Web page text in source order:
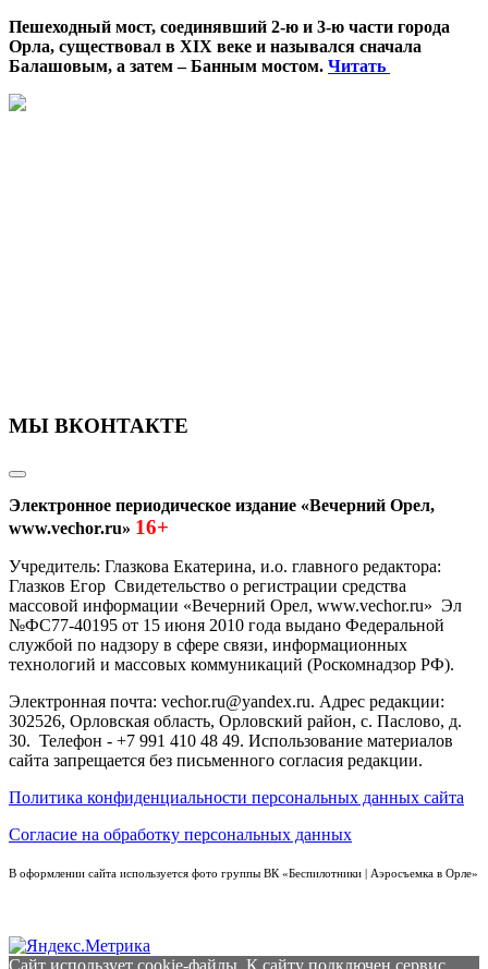
Пешеходный мост, соединявший 2-ю и 3-ю части города
Орла, существовал в XIX веке и назывался сначала
Балашовым, а затем – Банным мостом. Читать
МЫ ВКОНТАКТЕ
Электронное периодическое издание «Вечерний Орел,
www.vechor.ru» 16+
Учредитель: Глазкова Екатерина, и.о. главного редактора:
Глазков Егор Свидетельство о регистрации средства
массовой информации «Вечерний Орел, www.vechor.ru» Эл
№ФС77-40195 от 15 июня 2010 года выдано Федеральной
службой по надзору в сфере связи, информационных
технологий и массовых коммуникаций (Роскомнадзор РФ).
Электронная почта: vechor.ru@yandex.ru. Адрес редакции:
302526, Орловская область, Орловский район, с. Паслово, д.
30. Телефон - +7 991 410 48 49. Использование материалов
сайта запрещается без письменного согласия редакции.
Политика конфиденциальности персональных данных сайта
Согласие на обработку персональных данных
В оформлении сайта используется фото группы ВК «Беспилотники | Аэросъемка в Орле»
Сайт использует cookie-файлы. К cайту подключен сервис